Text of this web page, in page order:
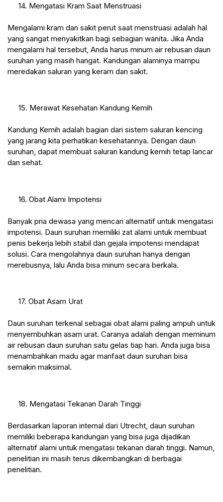
14. Mengatasi Kram Saat Menstruasi
Mengalami kram dan sakit perut saat menstruasi adalah hal
yang sangat menyakitkan bagi sebagian wanita. Jika Anda
mengalami hal tersebut, Anda harus minum air rebusan daun
suruhan yang masih hangat. Kandungan alaminya mampu
meredakan saluran yang keram dan sakit.
15. Merawat Kesehatan Kandung Kemih
Kandung Kemih adalah bagian dari sistem saluran kencing
yang jarang kita perhatikan kesehatannya. Dengan daun
suruhan, dapat membuat saluran kandung kemih tetap lancar
dan sehat.
16. Obat Alami Impotensi
Banyak pria dewasa yang mencari alternatif untuk mengatasi
impotensi. Daun suruhan memiliki zat alami untuk membuat
penis bekerja lebih stabil dan gejala impotensi mendapat
solusi. Cara mengolahnya daun suruhan hanya dengan
merebusnya, lalu Anda bisa minum secara berkala.
17. Obat Asam Urat
Daun suruhan terkenal sebagai obat alami paling ampuh untuk
menyembuhkan asam urat. Caranya adalah dengan meminum
air rebusan daun suruhan satu gelas tiap hari. Anda juga bisa
menambahkan madu agar manfaat daun suruhan bisa
semakin maksimal.
18. Mengatasi Tekanan Darah Tinggi
Berdasarkan laporan internal dari Utrecht, daun suruhan
memiliki beberapa kandungan yang bisa juga dijadikan
alternatif alami untuk mengatasi tekanan darah tinggi. Namun,
penelitian ini masih terus dikembangkan di berbagai
penelitian.